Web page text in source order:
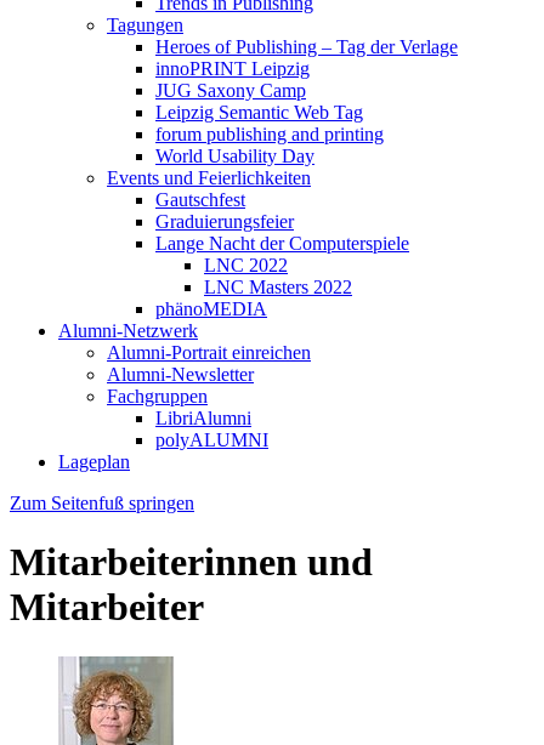
Tagungen
Heroes of Publishing – Tag der Verlage
innoPRINT Leipzig
JUG Saxony Camp
Leipzig Semantic Web Tag
forum publishing and printing
World Usability Day
Events und Feierlichkeiten
Gautschfest
Graduierungsfeier
Lange Nacht der Computerspiele
LNC 2022
LNC Masters 2022
phänoMEDIA
Alumni-Netzwerk
Alumni-Portrait einreichen
Alumni-Newsletter
Fachgruppen
LibriAlumni
polyALUMNI
Lageplan
Zum Seitenfuß springen
Mitarbeiterinnen und
Mitarbeiter